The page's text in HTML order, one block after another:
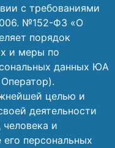
с требованиями
№152-ФЗ «О
порядок
и меры по
данных ЮА
целью и
деятельности
и
персональных